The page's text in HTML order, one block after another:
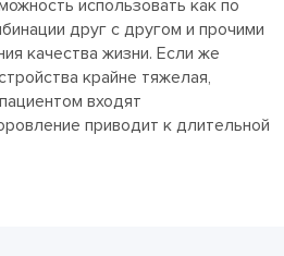
использовать как по
друг с другом и прочими
качества жизни. Если же
крайне тяжелая,
входят
приводит к длительной